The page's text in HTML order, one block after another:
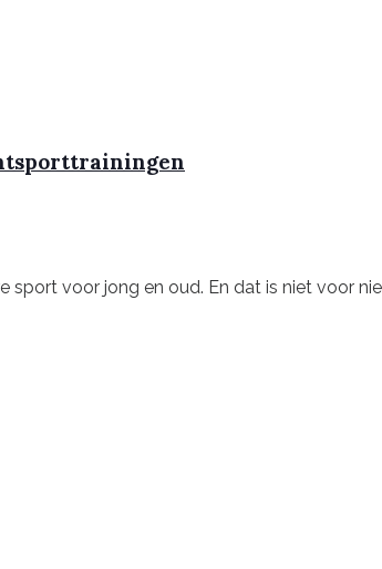
voor jong en oud. En dat is niet voor